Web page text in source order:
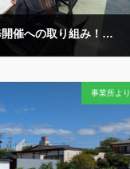
感染症対策委員会と研修開催への取り組み！
のための定例会議です…
ザ」や「ノロウイルス」な
型コロナのパンデミック
警戒と対策を必要として
事業所より